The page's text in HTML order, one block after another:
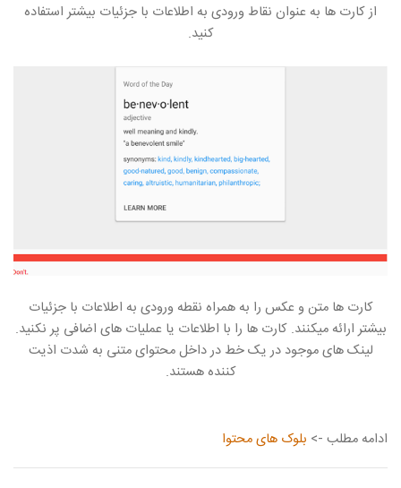
از کارت ها به عنوان نقاط ورودی به اطلاعات با جزئیات بیشتر استفاده
کنید.
کارت ها متن و عکس را به همراه نقطه ورودی به اطلاعات با جزئیات
بیشتر ارائه میکنند. کارت ها را با اطلاعات یا عملیات های اضافی پر نکنید.
لینک های موجود در یک خط در داخل محتوای متنی به شدت اذیت
کننده هستند.
ادامه مطلب -> بلوک های محتوا